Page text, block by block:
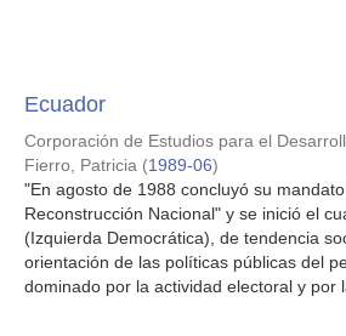
Ecuador
Corporación de Estudios para el
Fierro, Patricia (1989-06)
"En agosto de 1988 concluyó su
Reconstrucción Nacional" y se inició el
(Izquierda Democrática), de tendencia
orientación de las políticas públicas del
dominado por la actividad electoral y por